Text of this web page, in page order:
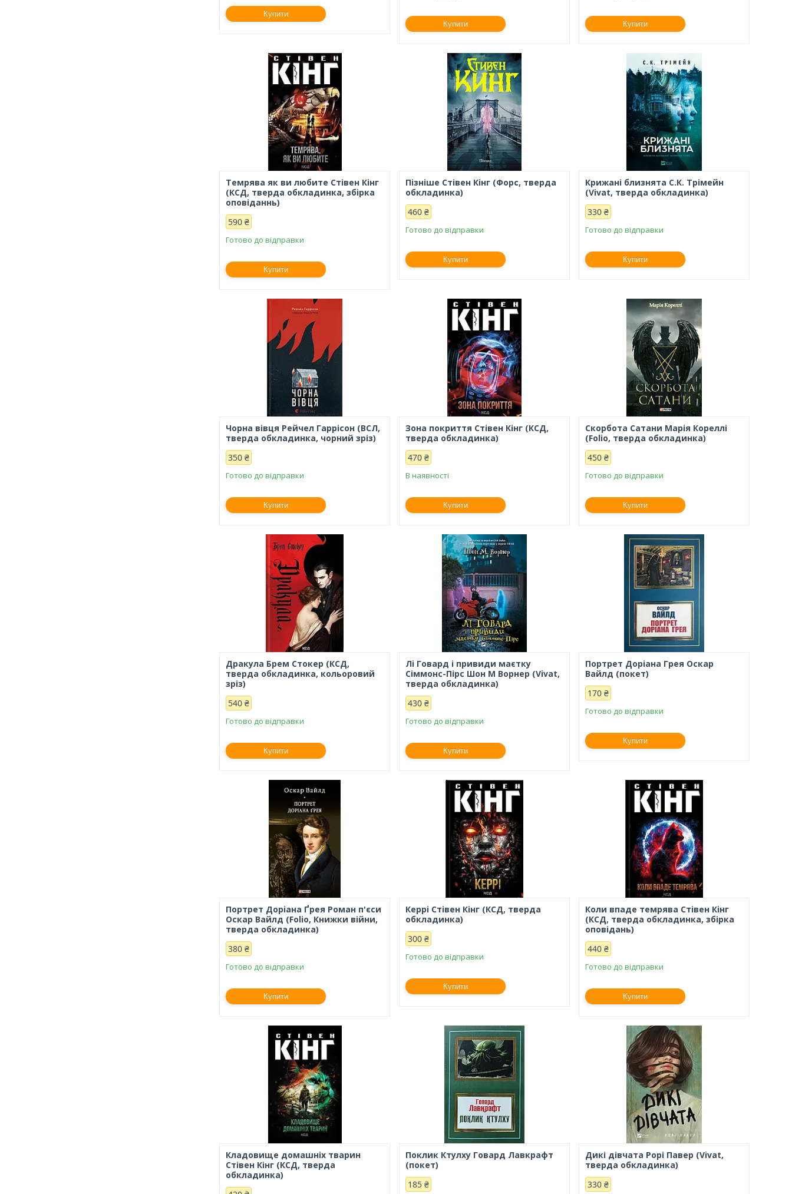
Купити
Купити Купити
Темрява як ви любите Стівен Кінг
(КСД, тверда обкладинка, збірка
оповіданнь)
590 ₴
Готово до відправки
Купити
Пізніше Стівен Кінг (Форс, тверда
обкладинка)
460 ₴
Готово до відправки
Купити
Крижані близнята С.К. Трімейн
(Vivat, тверда обкладинка)
330 ₴
Готово до відправки
Купити
Чорна вівця Рейчел Гаррісон (ВСЛ,
тверда обкладинка, чорний зріз)
350 ₴
Готово до відправки
Купити
Зона покриття Стівен Кінг (КСД,
тверда обкладинка)
470 ₴
В наявності
Купити
Скорбота Сатани Марія Кореллі
(Folio, тверда обкладинка)
450 ₴
Готово до відправки
Купити
Дракула Брем Стокер (КСД,
тверда обкладинка, кольоровий
зріз)
540 ₴
Готово до відправки
Купити
Лі Говард і привиди маєтку
Сіммонс-Пірс Шон М Ворнер (Vivat,
тверда обкладинка)
430 ₴
Готово до відправки
Купити
Портрет Доріана Грея Оскар
Вайлд (покет)
170 ₴
Готово до відправки
Купити
Портрет Доріана Ґрея Роман п'єси
Оскар Вайлд (Folio, Книжки війни,
тверда обкладинка)
380 ₴
Готово до відправки
Купити
Керрі Стівен Кінг (КСД, тверда
обкладинка)
300 ₴
Готово до відправки
Купити
Коли впаде темрява Стівен Кінг
(КСД, тверда обкладинка, збірка
оповідань)
440 ₴
Готово до відправки
Купити
Кладовище домашніх тварин
Стівен Кінг (КСД, тверда
обкладинка)
Поклик Ктулху Говард Лавкрафт
(покет)
185 ₴
Дикі дівчата Рорі Павер (Vivat,
тверда обкладинка)
330 ₴